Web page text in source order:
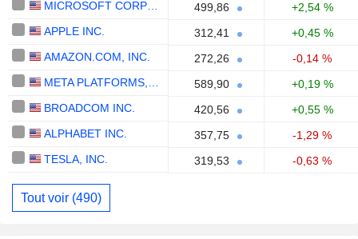
499,86
+2,54 %
APPLE INC.
312,41
+0,45 %
AMAZON.COM, INC.
272,26
-0,14 %
589,90
+0,19 %
BROADCOM INC.
420,56
+0,55 %
ALPHABET INC.
357,75
-1,29 %
TESLA, INC.
319,53 -0,63 %
Tout voir (490)